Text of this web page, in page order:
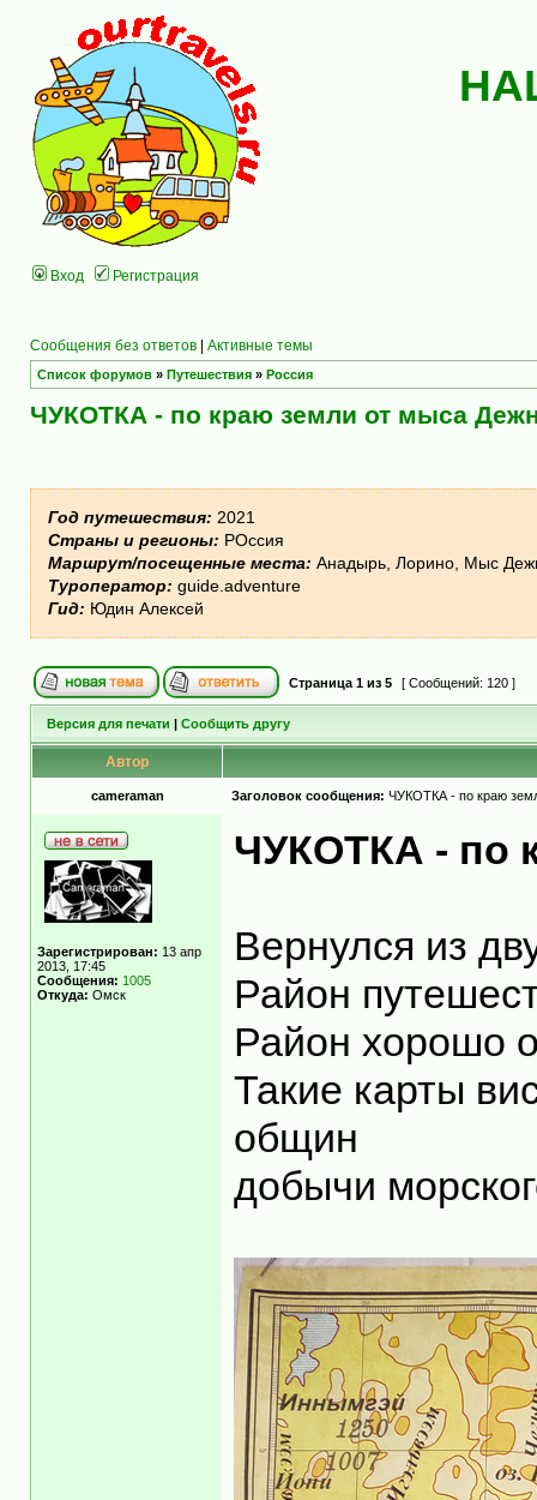
Вход Регистрация
Сообщения без ответов | Активные темы
Список форумов » Путешествия » Россия
ЧУКОТКА - по краю земли от мыса
Год путешествия: 2021
Страны и регионы: РОссия
Маршрут/посещенные места: Анадырь, Лорино, Мыс
Туроператор: guide.adventure
Гид: Юдин Алексей
Страница 1 из 5 [ Сообщений: 120 ]
Версия для печати | Сообщить другу
Автор
cameraman Заголовок сообщения: ЧУКОТКА - по краю
Зарегистрирован: 13 апр
2013, 17:45
Сообщения: 1005
Откуда: Омск
ЧУКОТКА - по
Вернулся из
Район
Район хорошо
Такие карты
общин
добычи